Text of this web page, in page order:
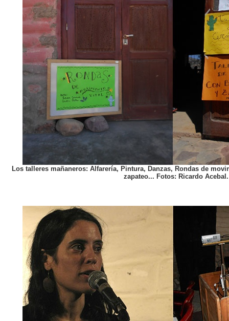
Los talleres mañaneros: Alfarería, Pintura, Danzas, Rondas de
zapateo... Fotos: Ricardo Acebal.